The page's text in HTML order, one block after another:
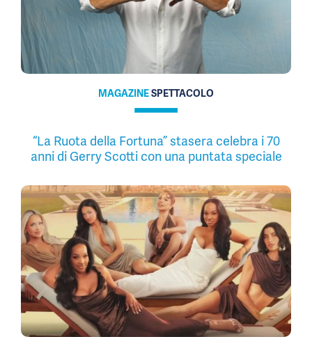
MAGAZINESPETTACOLO
“La Ruota della Fortuna” stasera celebra i 70
anni di Gerry Scotti con una puntata speciale